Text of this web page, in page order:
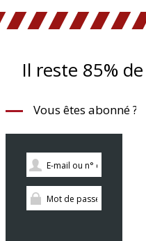
Il reste 85%
Vous êtes abonné ?